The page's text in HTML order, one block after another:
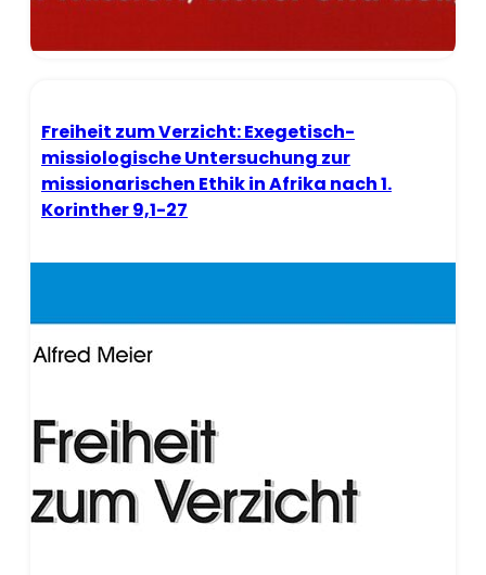
Freiheit zum Verzicht: Exegetisch-
missiologische Untersuchung zur
missionarischen Ethik in Afrika nach 1.
Korinther 9,1-27